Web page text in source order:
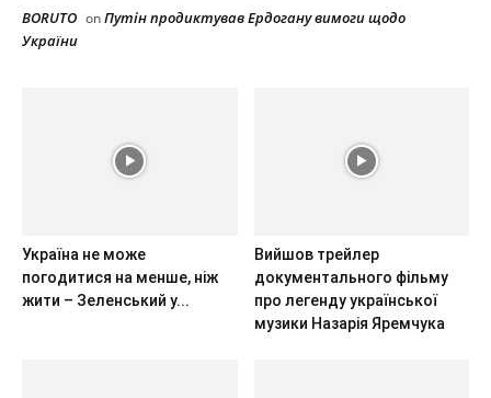
BORUTO onПутін продиктував Ердогану вимоги щодо
України
Україна не може
погодитися на менше, ніж
жити – Зеленський у...
Вийшов трейлер
документального фільму
про легенду української
музики Назарія Яремчука